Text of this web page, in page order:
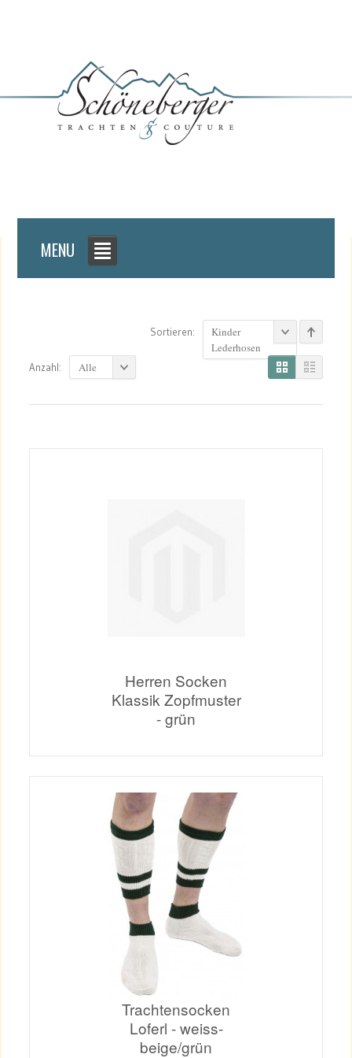
MENU
Sortieren:
Kinder
Lederhosen
Anzahl: Alle
Herren Socken
Klassik Zopfmuster
- grün
Trachtensocken
Loferl - weiss-
beige/grün